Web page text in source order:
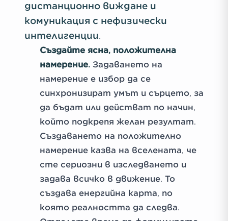
дистанционно виждане и
комуникация с нефизически
интелигенции.
Създайте ясна, положителна
намерение. Задаването на
намерение е избор да се
синхронизират умът и сърцето, за
да бъдат или действат по начин,
който подкрепя желан резултат.
Създаването на положително
намерение казва на вселената, че
сте сериозни в изследването и
задава всичко в движение. То
създава енергийна карта, по
която реалността да следва.